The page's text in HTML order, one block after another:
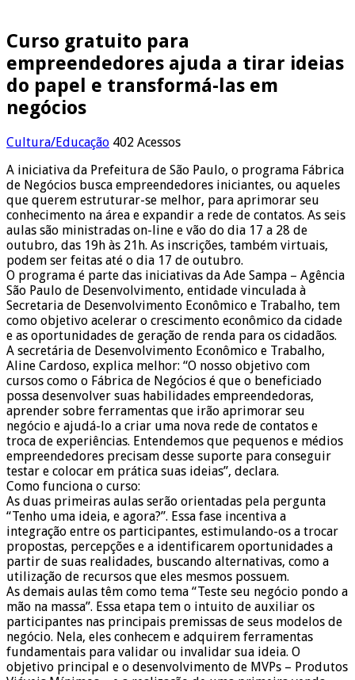
Curso gratuito para
empreendedores ajuda a tirar ideias
do papel e transformá-las em
negócios
Cultura/Educação 402 Acessos
A iniciativa da Prefeitura de São Paulo, o programa Fábrica
de Negócios busca empreendedores iniciantes, ou aqueles
que querem estruturar-se melhor, para aprimorar seu
conhecimento na área e expandir a rede de contatos. As seis
aulas são ministradas on-line e vão do dia 17 a 28 de
outubro, das 19h às 21h. As inscrições, também virtuais,
podem ser feitas até o dia 17 de outubro.
O programa é parte das iniciativas da Ade Sampa – Agência
São Paulo de Desenvolvimento, entidade vinculada à
Secretaria de Desenvolvimento Econômico e Trabalho, tem
como objetivo acelerar o crescimento econômico da cidade
e as oportunidades de geração de renda para os cidadãos.
A secretária de Desenvolvimento Econômico e Trabalho,
Aline Cardoso, explica melhor: “O nosso objetivo com
cursos como o Fábrica de Negócios é que o beneficiado
possa desenvolver suas habilidades empreendedoras,
aprender sobre ferramentas que irão aprimorar seu
negócio e ajudá-lo a criar uma nova rede de contatos e
troca de experiências. Entendemos que pequenos e médios
empreendedores precisam desse suporte para conseguir
testar e colocar em prática suas ideias”, declara.
Como funciona o curso:
As duas primeiras aulas serão orientadas pela pergunta
“Tenho uma ideia, e agora?”. Essa fase incentiva a
integração entre os participantes, estimulando-os a trocar
propostas, percepções e a identificarem oportunidades a
partir de suas realidades, buscando alternativas, como a
utilização de recursos que eles mesmos possuem.
As demais aulas têm como tema “Teste seu negócio pondo a
mão na massa”. Essa etapa tem o intuito de auxiliar os
participantes nas principais premissas de seus modelos de
negócio. Nela, eles conhecem e adquirem ferramentas
fundamentais para validar ou invalidar sua ideia. O
objetivo principal e o desenvolvimento de MVPs – Produtos